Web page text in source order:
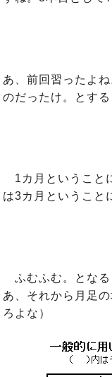
あ、前回習ったよ
のだったけ。とす
1カ月ということ
は3カ月ということ
ふむふむ。とな
あ、それから月足
ろよな）